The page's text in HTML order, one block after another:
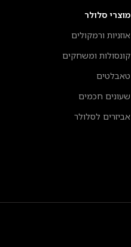
מוצרי סלולר
אוזניות ורמקולים
קונסולות ומשחקים
טאבלטים
שעונים חכמים
אביזרים לסלולר